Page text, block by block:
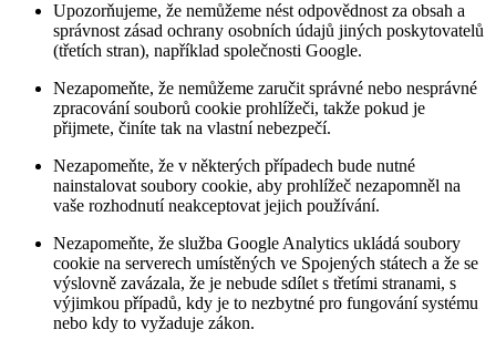
Upozorňujeme, že nemůžeme nést odpovědnost za obsah a
správnost zásad ochrany osobních údajů jiných poskytovatelů
(třetích stran), například společnosti Google.
Nezapomeňte, že nemůžeme zaručit správné nebo nesprávné
zpracování souborů cookie prohlížeči, takže pokud je
přijmete, činíte tak na vlastní nebezpečí.
Nezapomeňte, že v některých případech bude nutné
nainstalovat soubory cookie, aby prohlížeč nezapomněl na
vaše rozhodnutí neakceptovat jejich používání.
Nezapomeňte, že služba Google Analytics ukládá soubory
cookie na serverech umístěných ve Spojených státech a že se
výslovně zavázala, že je nebude sdílet s třetími stranami, s
výjimkou případů, kdy je to nezbytné pro fungování systému
nebo kdy to vyžaduje zákon.